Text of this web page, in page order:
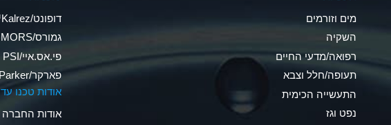
D
A
מים וזורמים
השקיה
רפואה/מדעי החיים
תעופה/חלל וצבא
התעשייה הכימית
נפט וגז
דופונט/Kalrez™
גמורס/GMORS
פי.אס.איי/PSI
פארקר/Parker
אודות טכנו עד
אודות החברה